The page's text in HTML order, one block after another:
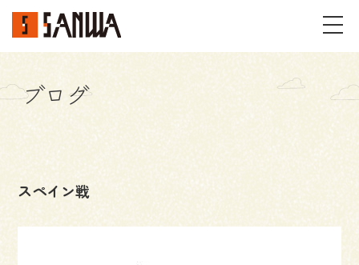
イベント・見学会
不動産情報
事例
ブログ
スペイン戦